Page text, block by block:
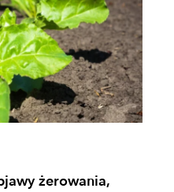
żerowania,